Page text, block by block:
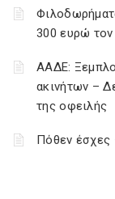
300 ευρώ
ΑΑΔΕ:
ακινήτων –
της οφειλής
Πόθεν έσχες